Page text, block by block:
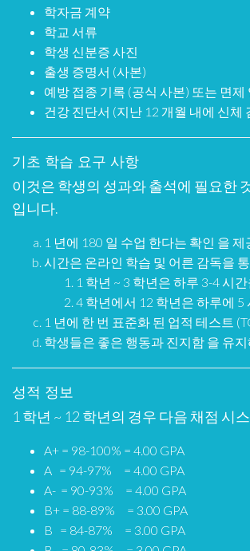
학자금 계약
학교 서류
학생 신분증 사진
출생 증명서 (사본)
예방 접종 기록 (공식 사본) 또는 면제
건강 진단서 (지난 12 개월 내에 신체
기초 학습 요구 사항
이것은 학생의 성과와 출석에 필요한
입니다.
1 년에 180 일 수업 한다는 확인 을
시간은 온라인 학습 및 어른 감독을
1 학년 ~ 3 학년은 하루 3-4 시
4 학년에서 12 학년은 하루에
1 년에 한 번 표준화 된 업적 테스트
학생들은 좋은 행동과 진지함 을 유
성적 정보
1 학년 ~ 12 학년의 경우 다음 채점 시
A+ = 98-100% = 4.00 GPA
A = 94-97% = 4.00 GPA
A- = 90-93% = 4.00 GPA
B+ = 88-89% = 3.00 GPA
B = 84-87% = 3.00 GPA